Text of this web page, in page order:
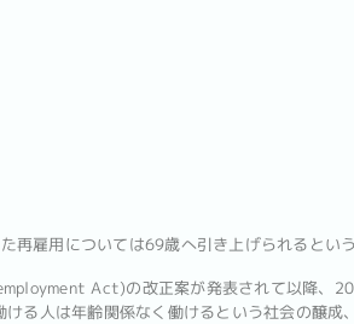
再雇用については69歳へ引き上げられるとい
Act)の改正案が発表されて以降、
る人は年齢関係なく働けるという社会の醸成